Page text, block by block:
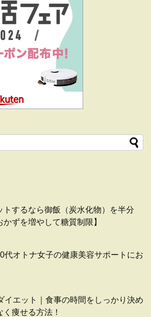
トするなら御飯（炭水化物）を半分
かずを増やして糖質制限】
代オトナ女子の健康美容サポートにお
イエット｜食事の時間をしっかり決め
く痩せる方法！